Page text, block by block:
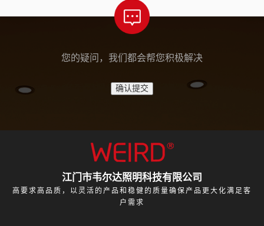
您的疑问，我们都会帮您积极解决
江门市韦尔达照明科技有限公司
高要求高品质，以灵活的产品和稳健的质量确保产品更大化满足客
户需求